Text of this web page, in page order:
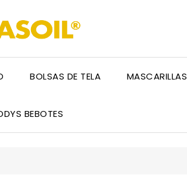
BOLSAS DE TELA MASCARILLAS
BEBOTES